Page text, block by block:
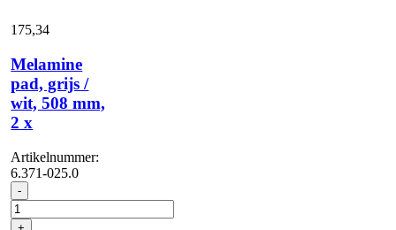
zacht,
wit,
mm
aantal
175,34
Melamine
pad, grijs /
wit, 508 mm,
2 x
Artikelnummer:
6.371-025.0
- Melamine
pad,
grijs